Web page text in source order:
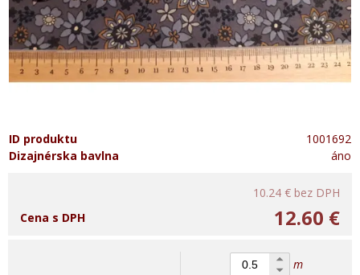
ID produktu
1001692
Dizajnérska bavlna
áno
10.24 € bez DPH
12.60 €
Cena s DPH
m